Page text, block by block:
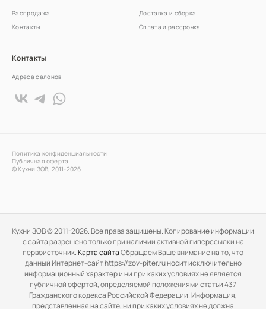
Распродажа
Контакты
Доставка и сборка
Оплата и рассрочка
Контакты
Адреса салонов
Политика конфиденциальности
Публичная оферта
© Кухни ЗОВ, 2011-2026
Кухни ЗОВ © 2011-2026. Все права защищены. Копирование информации
c сайта разрешено только при наличии активной гиперссылки на
первоисточник.Карта сайтаОбращаем Ваше внимание на то, что
данный Интернет-сайт https://zov-piter.ru носит исключительно
информационный характер и ни при каких условиях не является
публичной офертой, определяемой положениями статьи 437
Гражданского кодекса Российской Федерации. Информация,
представленная на сайте, ни при каких условиях не должна